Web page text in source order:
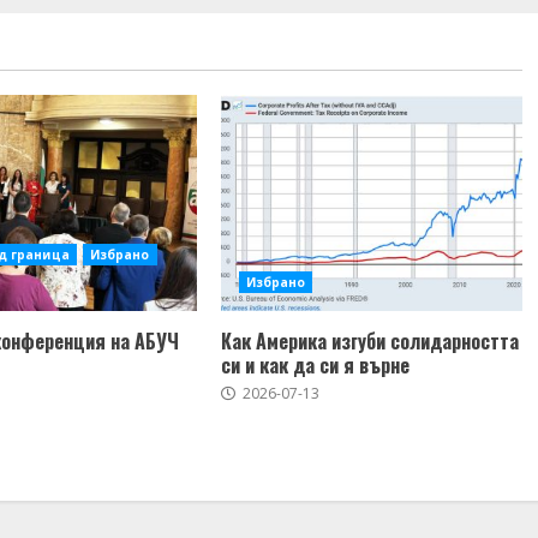
граница Избрано
на АБУЧ
Избрано
Как Америка изгуби солидарността
си и как да си я върне
2026-07-13